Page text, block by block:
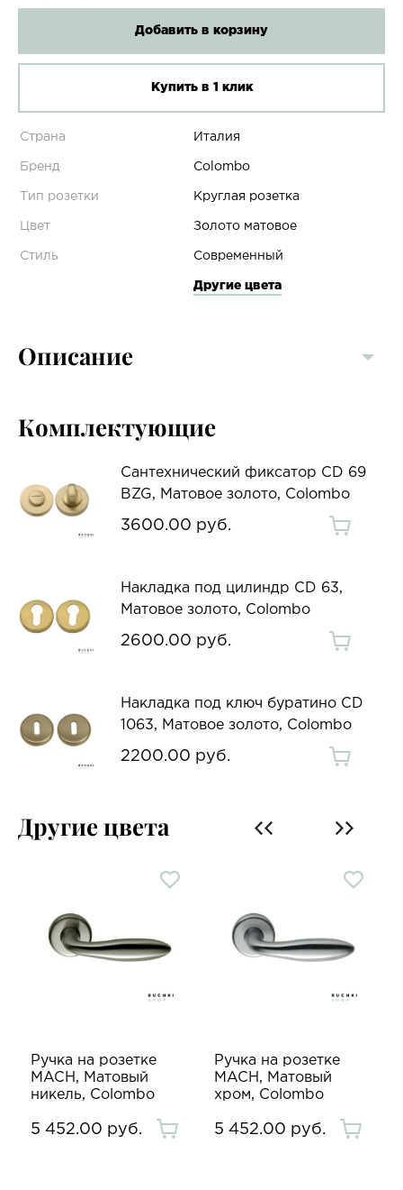
Добавить в корзину
Купить в 1 клик
Страна Италия
Бренд Colombo
Тип розетки Круглая розетка
Цвет Золото матовое
Стиль Современный
Другие цвета
Описание
Комплектующие
Сантехнический фиксатор CD 69
BZG, Матовое золото, Colombo
3600.00 руб.
Накладка под цилиндр CD 63,
Матовое золото, Colombo
2600.00 руб.
Накладка под ключ буратино CD
1063, Матовое золото, Colombo
2200.00 руб.
Другие цвета
Ручка на розетке
MACH, Матовый
никель, Colombo
5 452.00 руб.
Ручка на розетке
MACH, Матовый
хром, Colombo
5 452.00 руб.